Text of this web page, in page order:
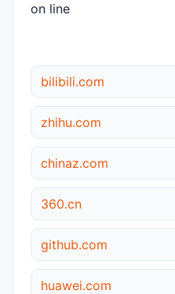
on line
bilibili.com
zhihu.com
chinaz.com
360.cn
github.com
huawei.com